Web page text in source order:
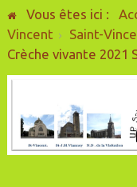
Vous êtes ici :
Vincent
Saint-
Crèche vivante 2021